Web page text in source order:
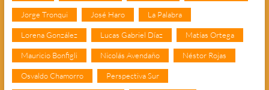
Jorge Tronqui José Haro La Palabra
Lorena González Lucas Gabriel Díaz Matías Ortega
Mauricio Bonfigli Nicolás Avendaño Néstor Rojas
Osvaldo Chamorro Perspectiva Sur